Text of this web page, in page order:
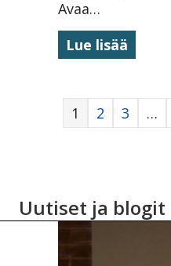
Avaa…
Lue lisää
1 2 3 …
Uutiset ja blogit